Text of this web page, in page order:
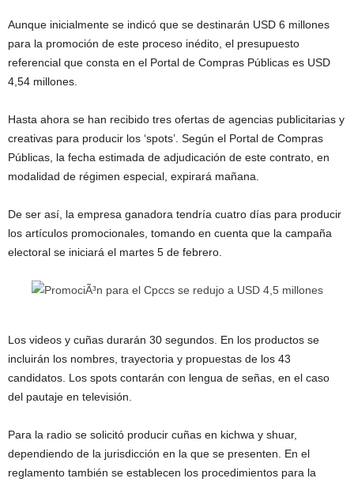
Aunque inicialmente se indicó que se destinarán USD 6 millones
para la promoción de este proceso inédito, el presupuesto
referencial que consta en el Portal de Compras Públicas es USD
4,54 millones.
Hasta ahora se han recibido tres ofertas de agencias publicitarias y
creativas para producir los ‘spots’. Según el Portal de Compras
Públicas, la fecha estimada de adjudicación de este contrato, en
modalidad de régimen especial, expirará mañana.
De ser así, la empresa ganadora tendría cuatro días para producir
los artículos promocionales, tomando en cuenta que la campaña
electoral se iniciará el martes 5 de febrero.
Los videos y cuñas durarán 30 segundos. En los productos se
incluirán los nombres, trayectoria y propuestas de los 43
candidatos. Los spots contarán con lengua de señas, en el caso
del pautaje en televisión.
Para la radio se solicitó producir cuñas en kichwa y shuar,
dependiendo de la jurisdicción en la que se presenten. En el
reglamento también se establecen los procedimientos para la